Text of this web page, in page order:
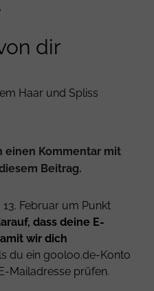
dir
Haar und Spliss
einen Kommentar mit
Beitrag.
Februar um Punkt
dass deine E-
wir dich
du ein gooloo.de-Konto
Mailadresse prüfen.